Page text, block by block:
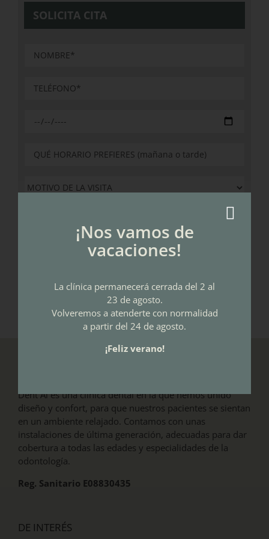
SOLICITA CITA
Dent Al es una clínica dental en la que hemos unido
diseño y confort, para que nuestros pacientes se sientan
en un ambiente relajado. Contamos con unas
instalaciones de última generación, adecuadas para dar
cobertura a todas las edades y especialidades de la
odontología.
Reg. Sanitario E08830435
DE INTERÉS
¡Nos vamos de
vacaciones!
La clínica permanecerá cerrada del 2 al
23 de agosto.
Volveremos a atenderte con normalidad
a partir del 24 de agosto.
¡Feliz verano!